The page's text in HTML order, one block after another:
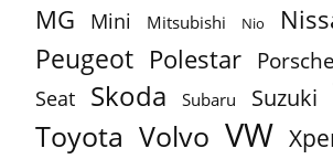
MG Mini Mitsubishi Nio
Peugeot Polestar Porsche
Seat Skoda Subaru Suzuki
Toyota Volvo VW